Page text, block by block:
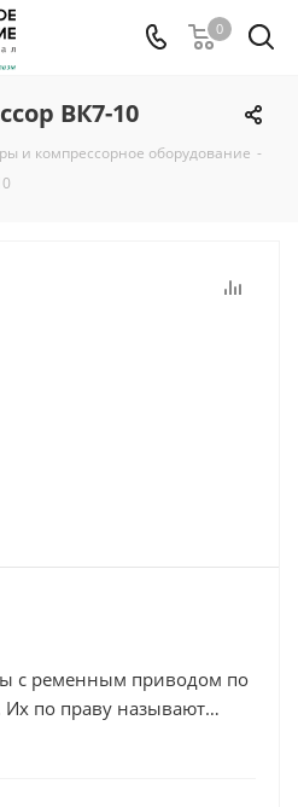
0
ВК7-10
и компрессорное оборудование -
с ременным приводом по
по праву называют
видов